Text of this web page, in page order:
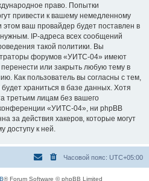
право. Попытки
привести к вашему немедленному
ваш провайдер будет поставлен в
IP-адреса всех сообщений
такой политики. Вы
форумов «УИТС-04» имеют
или закрыть любую тему в
Как пользователь вы согласны с тем,
храниться в базе данных. Хотя
третьим лицам без вашего
«УИТС-04», ни phpBB
за действия хакеров, которые могут
доступу к ней.
Часовой пояс: UTC+05:00
® Forum Software © phpBB Limited